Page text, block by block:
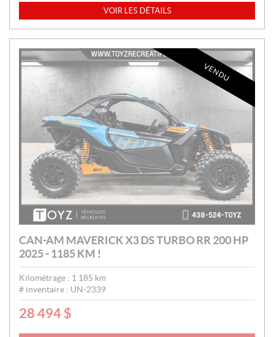
X
:
VOIR LES DÉTAILS
VENDU
CAN-AM MAVERICK X3 DS TURBO RR 200 HP
2025 - 1185 KM !
Kilométrage : 1 185 km
# inventaire : UN-2339
P
28 494 $